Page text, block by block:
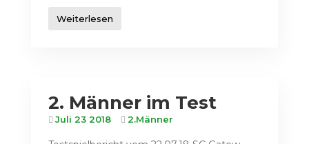
Weiterlesen
2. Männer im Test
Juli 23 2018 2.Männer